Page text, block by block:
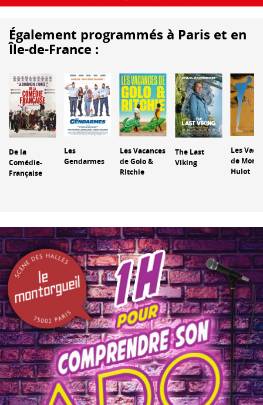
Également programmés à Paris et en
Île-de-France :
De la
Comédie-
Française
Les
Gendarmes
Les Vacances
de Golo &
Ritchie
The Last
Viking
Les
de
Hulot